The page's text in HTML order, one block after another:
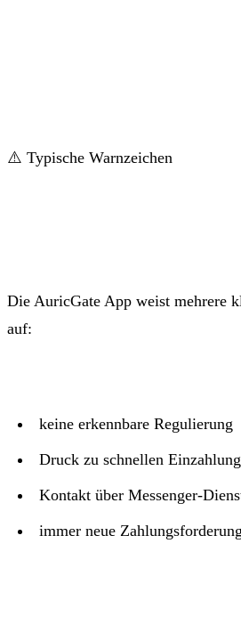
⚠️ Typische Warnzeichen
Die AuricGate App weist mehrere
auf:
keine erkennbare Regulierung
Druck zu schnellen
Kontakt über Messenger-
immer neue